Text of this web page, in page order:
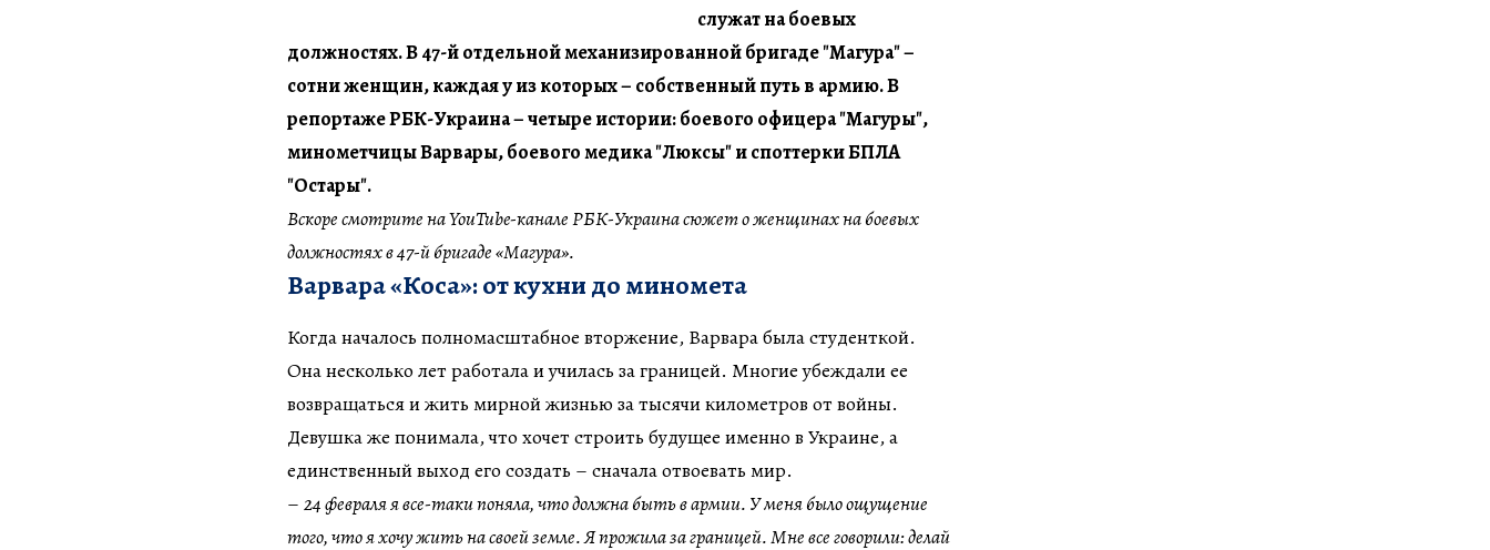
служат на боевых
должностях. В 47-й отдельной механизированной бригаде "Магура" –
сотни женщин, каждая у из которых – собственный путь в армию. В
репортаже РБК-Украина – четыре истории: боевого офицера "Магуры",
минометчицы Варвары, боевого медика "Люксы" и споттерки БПЛА
"Остары".
Вскоре смотрите на YouTube-канале РБК-Украина сюжет о женщинах на боевых
должностях в 47-й бригаде «Магура».
Варвара «Коса»: от кухни до миномета
Когда началось полномасштабное вторжение, Варвара была студенткой.
Она несколько лет работала и училась за границей. Многие убеждали ее
возвращаться и жить мирной жизнью за тысячи километров от войны.
Девушка же понимала, что хочет строить будущее именно в Украине, а
единственный выход его создать – сначала отвоевать мир.
– 24 февраля я все-таки поняла, что должна быть в армии. У меня было ощущение
того, что я хочу жить на своей земле. Я прожила за границей. Мне все говорили: делай